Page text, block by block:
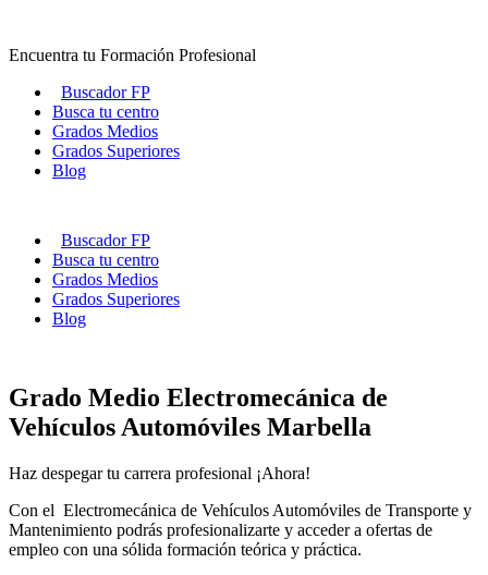
contenido
Encuentra tu Formación Profesional
Buscador FP
Busca tu centro
Grados Medios
Grados Superiores
Blog
Buscador FP
Busca tu centro
Grados Medios
Grados Superiores
Blog
Grado Medio Electromecánica de
Vehículos Automóviles Marbella
Haz despegar tu carrera profesional ¡Ahora!
Con el Electromecánica de Vehículos Automóviles de Transporte y
Mantenimiento podrás profesionalizarte y acceder a ofertas de
empleo con una sólida formación teórica y práctica.